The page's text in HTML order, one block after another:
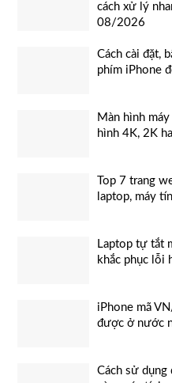
cách xử lý
08/2026
Cách cài đặt,
phím iPhone
Màn hình
hình 4K, 2K
Top 7 trang
laptop, máy
Laptop tự tắt
khắc phục lỗi
iPhone mã
được ở nước
Cách sử dụng